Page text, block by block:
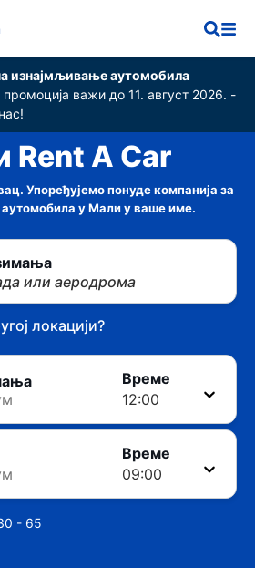
изнајмљивање аутомобила
важи до 11. август 2026. -
Rent A Car
Упоређујемо понуде компанија за
у Мали у ваше име.
или аеродрома
локацији?
Време
Време
- 65